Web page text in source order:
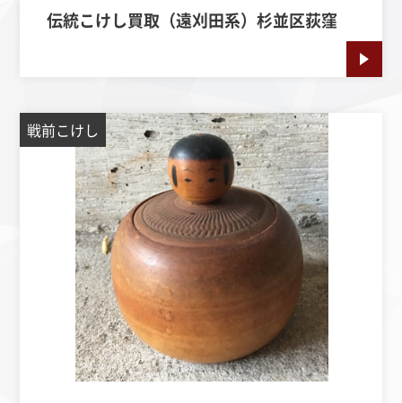
伝統こけし買取（遠刈田系）杉並区荻窪
戦前こけし